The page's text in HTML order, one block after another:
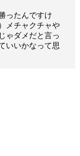
ったんですけ
メチャクチャや
ゃダメだと言っ
いいかなって思